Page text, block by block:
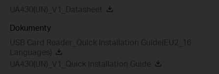
UA430(UN)_V1_Datasheet
Dokumenty
USB Card Reader_Quick Installation Guide(EU2_16
Languages)
UA430(UN)_V1_Quick Installation Guide